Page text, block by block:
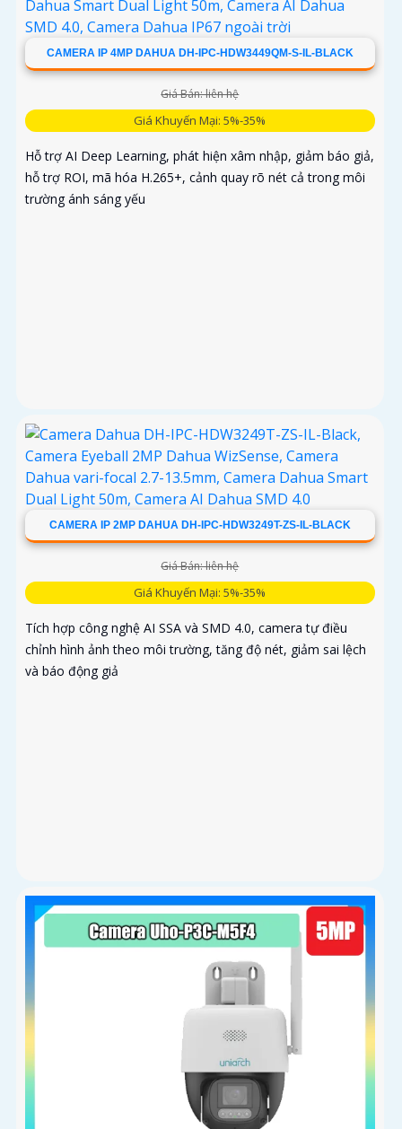
CAMERA IP 4MP DAHUA DH-IPC-HDW3449QM-S-IL-BLACK
Giá Bán: liên hệ
Giá Khuyến Mại: 5%-35%
Hỗ trợ AI Deep Learning, phát hiện xâm nhập, giảm báo giả,
hỗ trợ ROI, mã hóa H.265+, cảnh quay rõ nét cả trong môi
trường ánh sáng yếu
CAMERA IP 2MP DAHUA DH-IPC-HDW3249T-ZS-IL-BLACK
Giá Bán: liên hệ
Giá Khuyến Mại: 5%-35%
Tích hợp công nghệ AI SSA và SMD 4.0, camera tự điều
chỉnh hình ảnh theo môi trường, tăng độ nét, giảm sai lệch
và báo động giả